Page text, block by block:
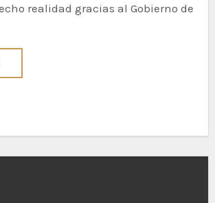
realidad gracias al Gobierno de